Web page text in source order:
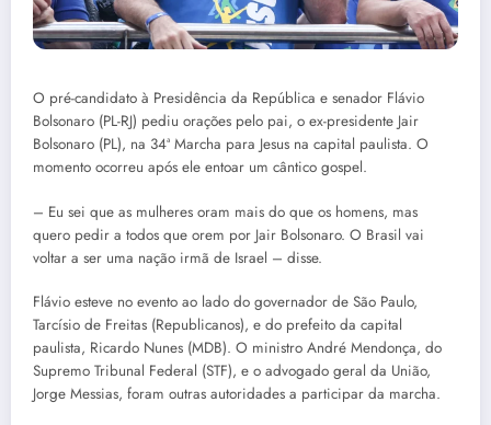
O pré-candidato à Presidência da República e senador Flávio
Bolsonaro (PL-RJ) pediu orações pelo pai, o ex-presidente Jair
Bolsonaro (PL), na 34ª Marcha para Jesus na capital paulista. O
momento ocorreu após ele entoar um cântico gospel.
– Eu sei que as mulheres oram mais do que os homens, mas
quero pedir a todos que orem por Jair Bolsonaro. O Brasil vai
voltar a ser uma nação irmã de Israel – disse.
Flávio esteve no evento ao lado do governador de São Paulo,
Tarcísio de Freitas (Republicanos), e do prefeito da capital
paulista, Ricardo Nunes (MDB). O ministro André Mendonça, do
Supremo Tribunal Federal (STF), e o advogado geral da União,
Jorge Messias, foram outras autoridades a participar da marcha.